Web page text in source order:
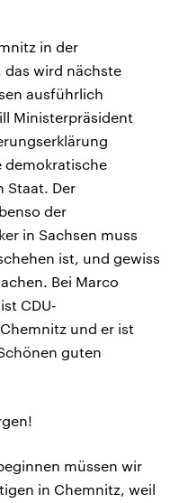
in der
das wird nächste
ausführlich
Ministerpräsident
demokratische
Staat. Der
der
in Sachsen muss
ist, und gewiss
Bei Marco
CDU-
und er ist
guten
müssen wir
in Chemnitz, weil